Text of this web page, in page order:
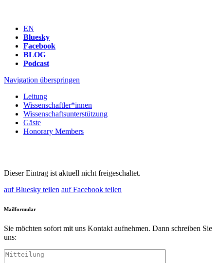
EN
Bluesky
Facebook
BLOG
Podcast
Navigation überspringen
Leitung
Wissenschaftler*innen
Wissenschaftsunterstützung
Gäste
Honorary Members
Dieser Eintrag ist aktuell nicht freigeschaltet.
auf Bluesky teilen auf Facebook teilen
Mailformular
Sie möchten sofort mit uns Kontakt aufnehmen. Dann schreiben Sie
uns: